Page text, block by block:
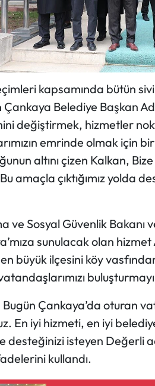
kapsamında bütün
Belediye Başkan
değiştirmek, hizmetler
emrinde olmak için
altını çizen Kalkan,
amaçla çıktığımız yolda
ve Sosyal Güvenlik
sunulacak olan hizmet
en büyük ilçesini köy
Bugün Çankaya’da oturan
En iyi hizmeti, en iyi
desteğinizi isteyen Değerli
kullandı.